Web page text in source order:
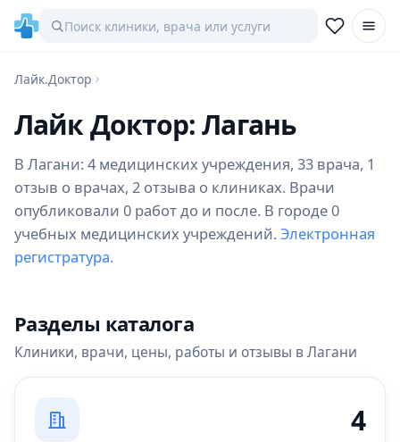
Лайк.Доктор
Лайк Доктор: Лагань
В Лагани: 4 медицинских учреждения, 33 врача, 1
отзыв о врачах, 2 отзыва о клиниках. Врачи
опубликовали 0 работ до и после. В городе 0
учебных медицинских учреждений. Электронная
регистратура.
Разделы каталога
Клиники, врачи, цены, работы и отзывы в Лагани
4